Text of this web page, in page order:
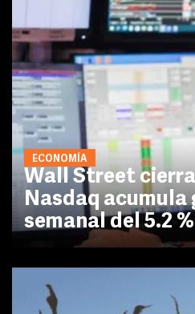
ECONOMÍA
Wall Street
Nasdaq acumula
semanal del 5.2 %